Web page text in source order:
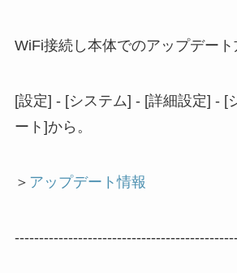
WiFi接続し本体でのアップデート
[設定] - [システム] - [詳細設定] - [
ート]から。
＞ アップデート情報